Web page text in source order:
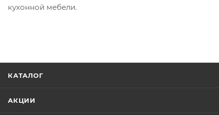
кухонной мебели.
КАТАЛОГ
АКЦИИ